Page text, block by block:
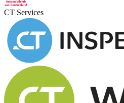
CT Services